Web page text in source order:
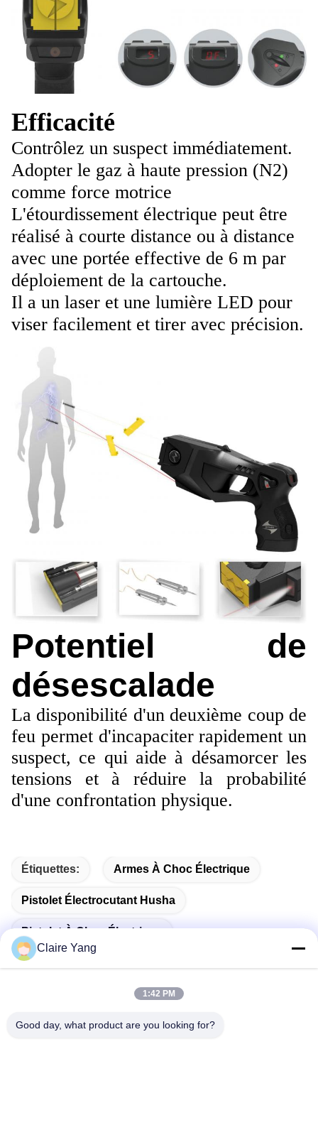
Efficacité
Contrôlez un suspect immédiatement.
Adopter le gaz à haute pression (N2)
comme force motrice
L'étourdissement électrique peut être
réalisé à courte distance ou à distance
avec une portée effective de 6 m par
déploiement de la cartouche.
Il a un laser et une lumière LED pour
viser facilement et tirer avec précision.
Potentiel de
désescalade
La disponibilité d'un deuxième coup de
feu permet d'incapaciter rapidement un
suspect, ce qui aide à désamorcer les
tensions et à réduire la probabilité
d'une confrontation physique.
Étiquettes: Armes À Choc Électrique
Pistolet Électrocutant Husha
Pistolet À Choc Électrique
Contactez rapidement
Claire Yang
1:42 PM
Good day, what product are you looking for?